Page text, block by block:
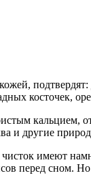
косточек,
кальцием,
и другие
имеют
перед сном.